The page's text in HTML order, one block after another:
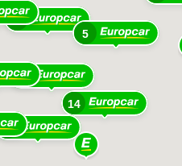
26
23
5
14
13